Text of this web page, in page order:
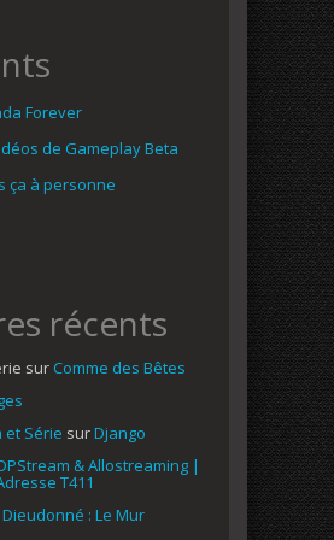
Forever
de Gameplay Beta
ça à personne
récents
sur Comme des Bêtes
et Série surDjango
& Allostreaming |
T411
Dieudonné : Le Mur